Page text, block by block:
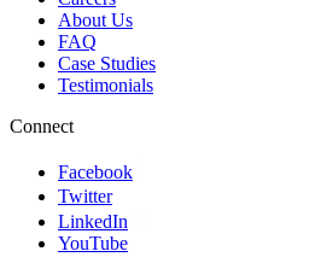
About Us
FAQ
Case Studies
Testimonials
Connect
Facebook
Twitter
LinkedIn
YouTube